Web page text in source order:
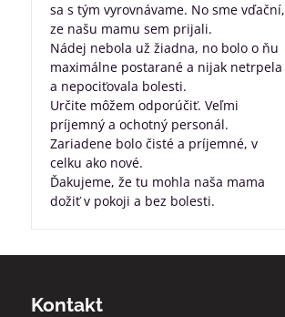
sa s tým vyrovnávame. No sme vďační,
ze našu mamu sem prijali.
Nádej nebola už žiadna, no bolo o ňu
maximálne postarané a nijak netrpela
a nepociťovala bolesti.
Určite môžem odporúčiť. Veľmi
príjemný a ochotný personál.
Zariadene bolo čisté a príjemné, v
celku ako nové.
Ďakujeme, že tu mohla naša mama
dožiť v pokoji a bez bolesti.
Kontakt